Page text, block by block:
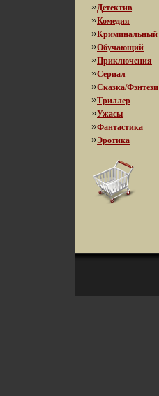
»Детектив
»Комедия
»Криминальный
»Обучающий
»Приключения
»Сериал
»Сказка/Фэнтези
»Триллер
»Ужасы
»Фантастика
»Эротика